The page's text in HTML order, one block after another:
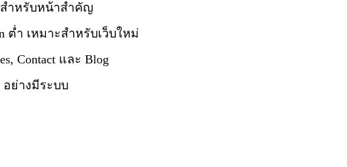
สำหรับหน้าสำคัญ
ต่ำ เหมาะสำหรับเว็บใหม่
Contact และ Blog
อย่างมีระบบ